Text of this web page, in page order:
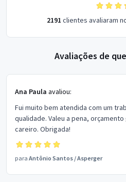
2191 clientes avaliaram
Avaliações de
Ana Paula avaliou:
Fui muito bem atendida com um
qualidade. Valeu a pena,
careiro. Obrigada!
para Antônio Santos /Asperger